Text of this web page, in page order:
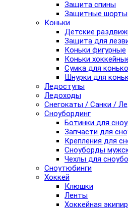
Защита спины
Защитные шорты
Коньки
Детские
Защита для
Коньки фигурные
Коньки
Сумка для
Шнурки для
Ледоступы
Ледоходы
Снегокаты / Санки /
Сноубординг
Ботинки для
Запчасти для
Крепления для
Сноуборды
Чехлы для
Сноутюбинги
Хоккей
Клюшки
Ленты
Хоккейная